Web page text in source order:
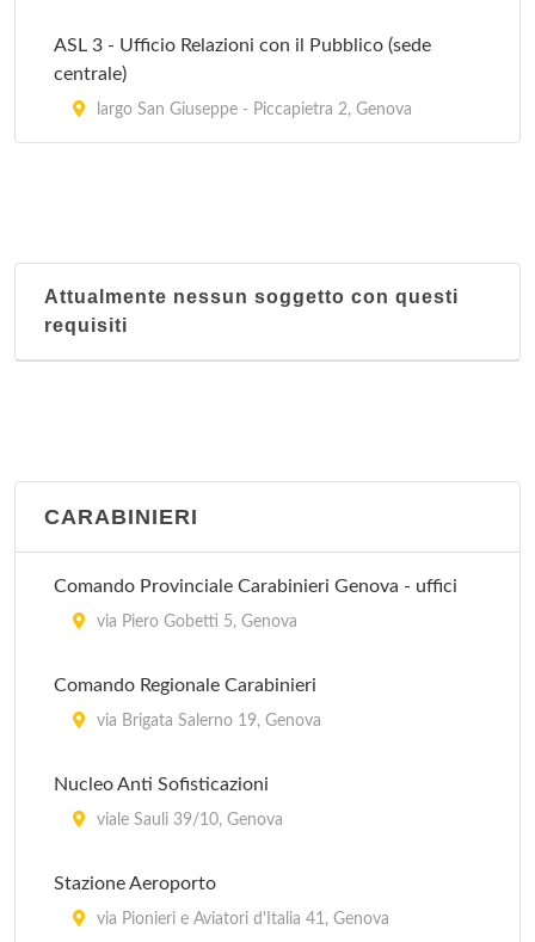
ASL 3 - Ufficio Relazioni con il Pubblico (sede
centrale)
largo San Giuseppe - Piccapietra 2, Genova
Attualmente nessun soggetto con questi
requisiti
CARABINIERI
Comando Provinciale Carabinieri Genova - uffici
via Piero Gobetti 5, Genova
Comando Regionale Carabinieri
via Brigata Salerno 19, Genova
Nucleo Anti Sofisticazioni
viale Sauli 39/10, Genova
Stazione Aeroporto
via Pionieri e Aviatori d'Italia 41, Genova